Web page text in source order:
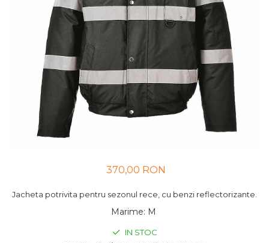
UNICA FOLOSINTA
370,00 RON
Jacheta potrivita pentru sezonul rece, cu benzi reflectorizante.
Marime: M
IN STOC